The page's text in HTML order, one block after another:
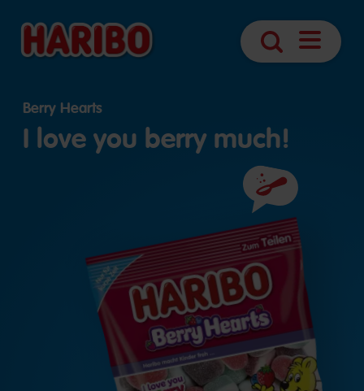
Keresés Navigáció
Berry Hearts
I love you berry much!
Összetevők